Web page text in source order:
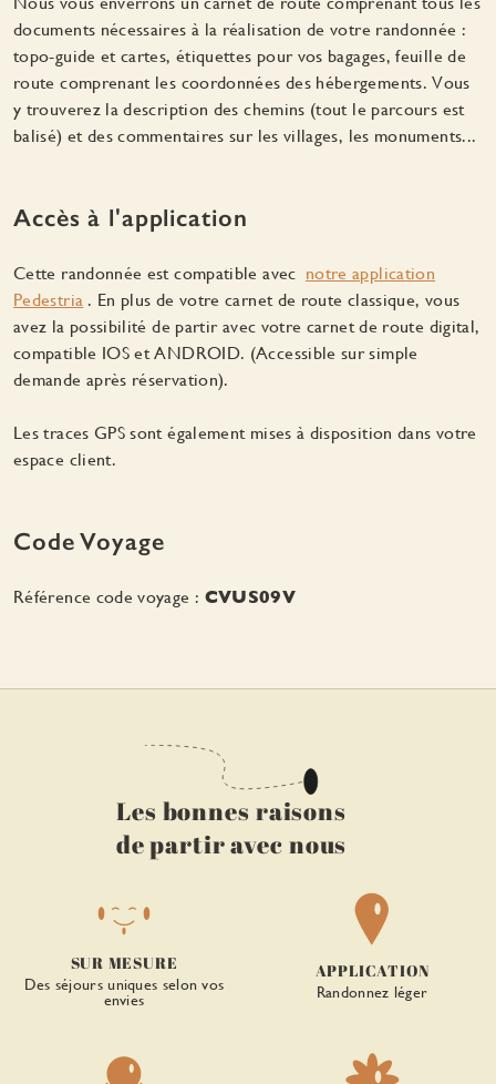
documents nécessaires à la réalisation de votre randonnée :
topo-guide et cartes, étiquettes pour vos bagages, feuille de
route comprenant les coordonnées des hébergements. Vous
y trouverez la description des chemins (tout le parcours est
balisé) et des commentaires sur les villages, les monuments...
Accès à l'application
Cette randonnée est compatible avec notre application
Pedestria . En plus de votre carnet de route classique, vous
avez la possibilité de partir avec votre carnet de route digital,
compatible IOS et ANDROID. (Accessible sur simple
demande après réservation).
Les traces GPS sont également mises à disposition dans votre
espace client.
Code Voyage
Référence code voyage : CVUS09V
Les bonnes raisons
de partir avec nous
SUR MESURE
Des séjours uniques selon vos
envies
APPLICATION
Randonnez léger